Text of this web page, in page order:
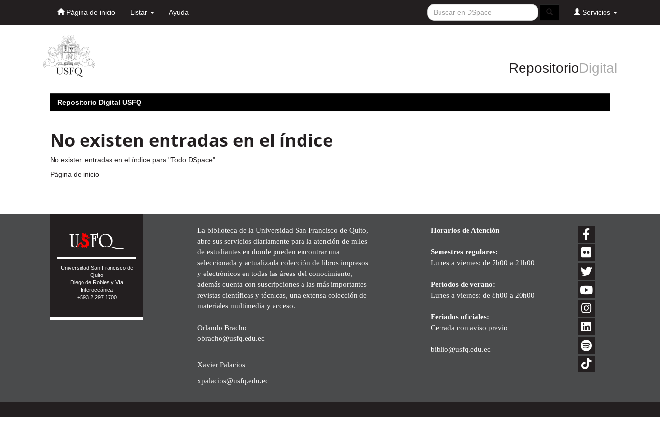
Página de inicio Listar Ayuda Servicios
RepositorioDigital
Repositorio Digital USFQ
No existen entradas en el índice
No existen entradas en el índice para "Todo DSpace".
Página de inicio
Universidad San Francisco de
Quito
Diego de Robles y Vía
Interoceánica
+593 2 297 1700
La biblioteca de la Universidad San Francisco de Quito,
abre sus servicios diariamente para la atención de miles
de estudiantes en donde pueden encontrar una
seleccionada y actualizada colección de libros impresos
y electrónicos en todas las áreas del conocimiento,
además cuenta con suscripciones a las más importantes
revistas científicas y técnicas, una extensa colección de
materiales multimedia y acceso.
Orlando Bracho
obracho@usfq.edu.ec
Xavier Palacios
xpalacios@usfq.edu.ec
Horarios de Atención
Semestres regulares:
Lunes a viernes: de 7h00 a 21h00
Períodos de verano:
Lunes a viernes: de 8h00 a 20h00
Feriados oficiales:
Cerrada con aviso previo
biblio@usfq.edu.ec